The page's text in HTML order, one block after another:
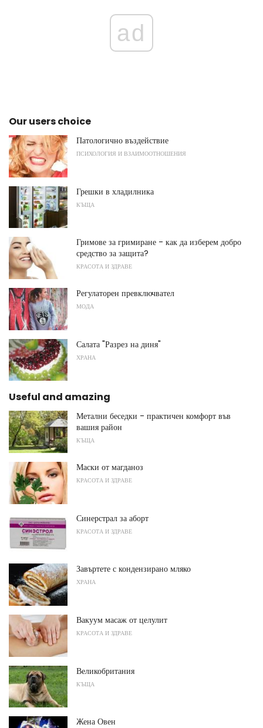
ad
Our users choice
Патологично въздействие
ПСИХОЛОГИЯ И ВЗАИМООТНОШЕНИЯ
Грешки в хладилника
КЪЩА
Гримове за гримиране - как да изберем добро
средство за защита?
КРАСОТА И ЗДРАВЕ
Регулаторен превключвател
МОДА
Салата "Разрез на диня"
ХРАНА
Useful and amazing
Метални беседки - практичен комфорт във
вашия район
КЪЩА
Маски от магданоз
КРАСОТА И ЗДРАВЕ
Синерстрал за аборт
КРАСОТА И ЗДРАВЕ
Завъртете с кондензирано мляко
ХРАНА
Вакуум масаж от целулит
КРАСОТА И ЗДРАВЕ
Великобритания
КЪЩА
Жена Овен